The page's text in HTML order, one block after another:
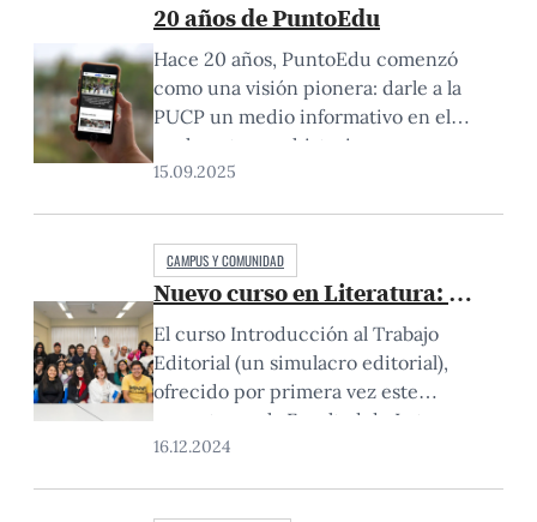
trasciende los límites del campus.
Esta colaboración es un pilar
fundamental para visibilizar la labor
académica y creativa…
20 años de PuntoEdu
Hace 20 años, PuntoEdu comenzó
como una visión pionera: darle a la
PUCP un medio informativo en el
cual contar sus historias con
identidad y voz propia. Desde
logros y desafíos, y mostrando cómo
la Universidad aporta al país desde
15.09.2025
CAMPUS Y COMUNIDAD
Nuevo curso en Literatura: «El
El curso Introducción al Trabajo
Editorial (un simulacro editorial),
ofrecido por primera vez este
semestre en la Facultad de Letras y
Ciencias Humanas de la PUCP,
16.12.2024